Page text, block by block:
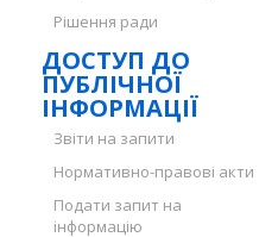
Рішення ради
ДОСТУП ДО
ПУБЛІЧНОЇ
ІНФОРМАЦІЇ
Звіти на запити
Нормативно-правові акти
Подати запит на
інформацію